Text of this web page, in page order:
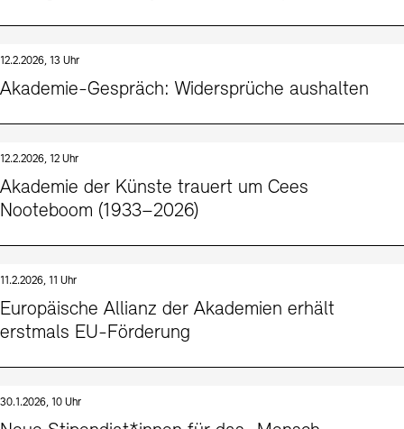
12.2.2026, 13 Uhr
Akademie-Gespräch: Widersprüche aushalten
12.2.2026, 12 Uhr
Akademie der Künste trauert um Cees
Nooteboom (1933–2026)
11.2.2026, 11 Uhr
Europäische Allianz der Akademien erhält
erstmals EU-Förderung
30.1.2026, 10 Uhr